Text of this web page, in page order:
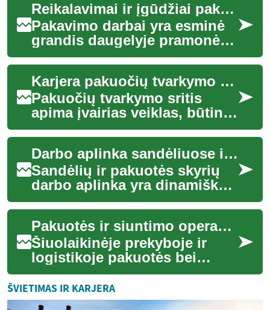
Reikalavimai ir įgūdžiai pakavimo darbui
Pakavimo darbai yra esminė
grandis daugelyje pramonės
šakų, užtikrinanti, kad
produktai saugiai pasiektų
vartotojus. ...
Karjera pakuočių tvarkymo srityje
Pakuočių tvarkymo sritis
apima įvairias veiklas, būtinas
prekėms paruošti siuntimui,
sandėliavimui ar pardavimui.
Tai...
Darbo aplinka sandėliuose ir pakuotės skyriuose
Sandėlių ir pakuotės skyrių
darbo aplinka yra dinamiška
ir esminė šiuolaikinės
prekybos bei logistikos dalis.
Šiose e...
Pakuotės ir siuntimo operacijų ypatumai
Šiuolaikinėje prekyboje ir
logistikoje pakuotės bei
siuntimo operacijos atlieka
esminį vaidmenį. Nuo
kruopštaus preki...
ŠVIETIMAS IR KARJERA